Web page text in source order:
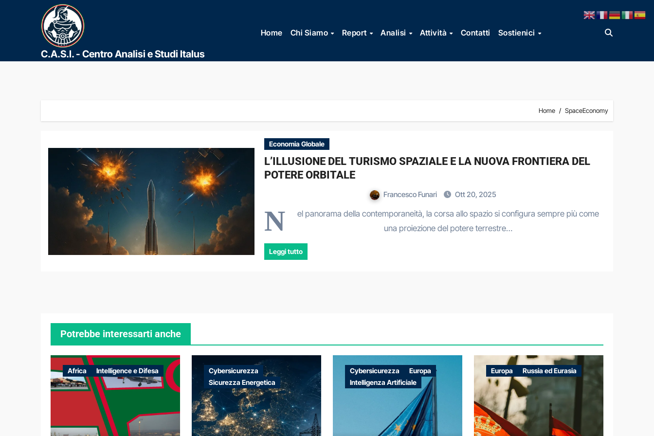
contenuto
C.A.S.I. - Centro Analisi e Studi Italus
Home Chi Siamo Report Analisi Attività Contatti Sostienici
Home SpaceEconomy
Economia Globale
L’ILLUSIONE DEL TURISMO SPAZIALE E LA NUOVA FRONTIERA DEL
POTERE ORBITALE
Francesco Funari Ott 20, 2025
N
el panorama della contemporaneità, la corsa allo spazio si configura sempre più come
una proiezione del potere terrestre…
Leggi tutto
Potrebbe interessarti anche
Africa Intelligence e Difesa
Cybersicurezza
Sicurezza Energetica
Cybersicurezza
Europa
Intelligenza Artificiale
Europa Russia ed Eurasia